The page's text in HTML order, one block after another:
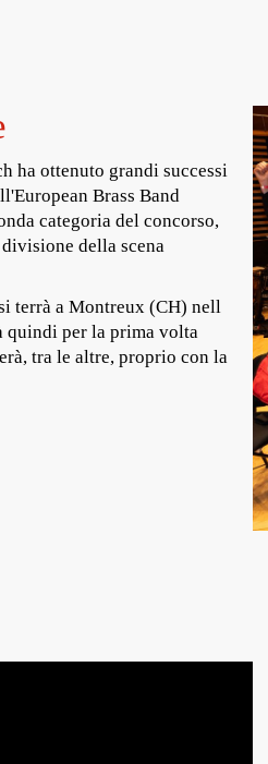
ha ottenuto grandi successi
Brass Band
categoria del concorso,
della scena
terrà a Montreux (CH) nell
quindi per la prima volta
tra le altre, proprio con la